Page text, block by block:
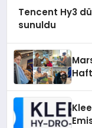
Tencent Hy3
sunuldu